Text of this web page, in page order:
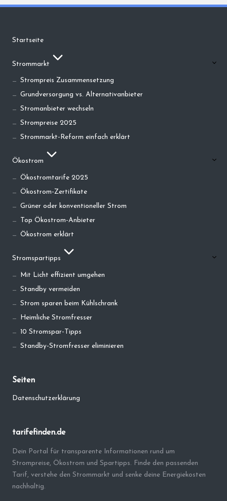
Startseite
Strommarkt
Strompreis Zusammensetzung
Grundversorgung vs. Alternativanbieter
Stromanbieter wechseln
Strompreise 2025
Strommarkt-Reform einfach erklärt
Ökostrom
Ökostromtarife 2025
Ökostrom-Zertifikate
Grüner oder konventioneller Strom
Top Ökostrom-Anbieter
Ökostrom erklärt
Stromspartipps
Mit Licht effizient umgehen
Standby vermeiden
Strom sparen beim Kühlschrank
Heimliche Stromfresser
10 Stromspar-Tipps
Standby-Stromfresser eliminieren
Seiten
Datenschutzerklärung
tarifefinden.de
Dein Portal für transparente Informationen rund um
Strompreise, Ökostrom und Spartipps. Finde den passenden
Tarif, verstehe den Strommarkt und senke deine Energiekosten
nachhaltig.